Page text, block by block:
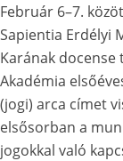
Február 6–7.
Sapientia Erdélyi
Karának
Akadémia
(jogi) arca címet
elsősorban a
jogokkal való